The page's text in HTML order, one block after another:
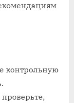
контрольную